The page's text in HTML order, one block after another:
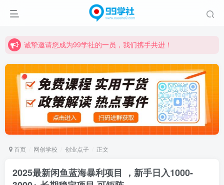
诚挚邀请您成为99学社的一员，我们携手共进！
诚挚邀请您成为99学社的一员，我们携手共进！
学习路上不孤独，99学社与你同行！分享全网优质VIP资源，炒股教程、创业教程、网络营销教程、自媒体短视频教程等，长期更新各大精品创业项目！
首页 网创学校 创业点子 正文
2025最新闲鱼蓝海暴利项目 ，新手日入1000-